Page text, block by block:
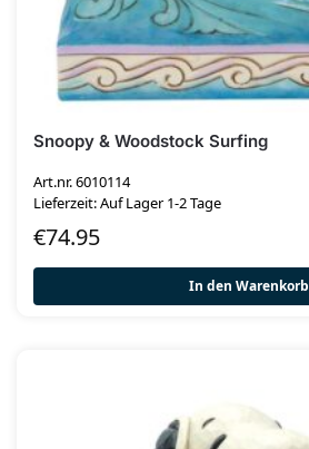
Snoopy & Woodstock Surfing
Art.nr. 6010114
Lieferzeit: Auf Lager 1-2 Tage
€74.95
In den Warenkorb